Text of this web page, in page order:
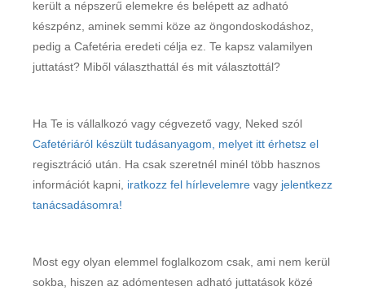
került a népszerű elemekre és belépett az adható
készpénz, aminek semmi köze az öngondoskodáshoz,
pedig a Cafetéria eredeti célja ez. Te kapsz valamilyen
juttatást? Miből választhattál és mit választottál?
Ha Te is vállalkozó vagy cégvezető vagy, Neked szól
Cafetériáról készült tudásanyagom, melyet itt érhetsz el
regisztráció után. Ha csak szeretnél minél több hasznos
információt kapni, iratkozz fel hírlevelemre vagy jelentkezz
tanácsadásomra!
Most egy olyan elemmel foglalkozom csak, ami nem kerül
sokba, hiszen az adómentesen adható juttatások közé